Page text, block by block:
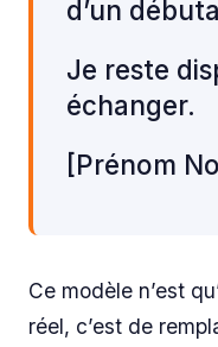
d’un
Je reste
échanger.
[Prénom
Ce modèle n’est
réel, c’est de